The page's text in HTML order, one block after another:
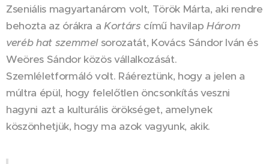
Zseniális magyartanárom volt, Török Márta, aki rendre
behozta az órákra aKortárs című havilap Három
veréb hat szemmel sorozatát, Kovács Sándor Iván és
Weöres Sándor közös vállalkozását.
Szemléletformáló volt. Ráéreztünk, hogy a jelen a
múltra épül, hogy felelőtlen öncsonkítás veszni
hagyni azt a kulturális örökséget, amelynek
köszönhetjük, hogy ma azok vagyunk, akik.